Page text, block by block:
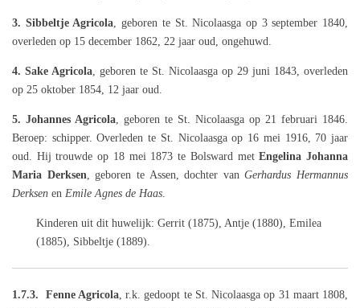
3. Sibbeltje Agricola, geboren te St. Nicolaasga op 3 september 1840,
overleden op 15 december 1862, 22 jaar oud, ongehuwd.
4. Sake Agricola, geboren te St. Nicolaasga op 29 juni 1843, overleden
op 25 oktober 1854, 12 jaar oud.
5. Johannes Agricola, geboren te St. Nicolaasga op 21 februari 1846.
Beroep: schipper. Overleden te St. Nicolaasga op 16 mei 1916, 70 jaar
oud. Hij trouwde op 18 mei 1873 te Bolsward metEngelina Johanna
Maria Derksen, geboren te Assen, dochter vanGerhardus Hermannus
Derksen en Emile Agnes de Haas.
Kinderen uit dit huwelijk: Gerrit (1875), Antje (1880), Emilea
(1885), Sibbeltje (1889).
1.7.3. Fenne Agricola, r.k. gedoopt te St. Nicolaasga op 31 maart 1808,